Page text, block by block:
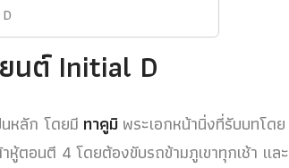
นต์ Initial D
หลัก โดยมี ทาคูมิ พระเอกหน้านิ่งที่รับบทโดย
หู้ตอนตี 4 โดยต้องขับรถข้ามภูเขาทุกเช้า และ